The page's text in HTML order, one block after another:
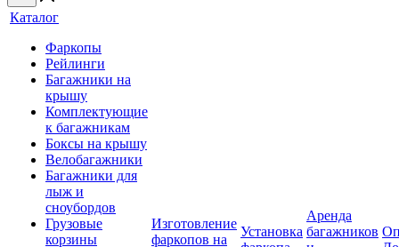
Каталог
Фаркопы
Рейлинги
Багажники на
крышу
Комплектующие
к багажникам
Боксы на крышу
Велобагажники
Багажники для
лыж и
сноубордов
Грузовые
корзины
Изготовление
фаркопов на
Установка
Аренда
багажников